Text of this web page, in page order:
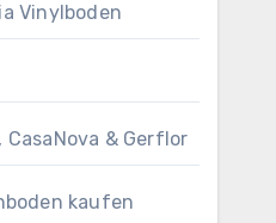
Vinylboden
CasaNova & Gerflor
kaufen